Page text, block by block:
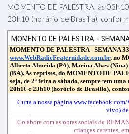
MOMENTO DE PALESTRA, às
23h10 (horário de Brasília),